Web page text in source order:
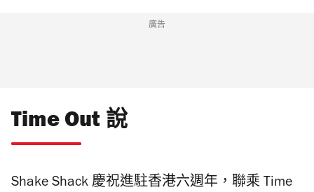
廣告
Time Out 說
Shake Shack 慶祝進駐香港六週年，聯乘 Time